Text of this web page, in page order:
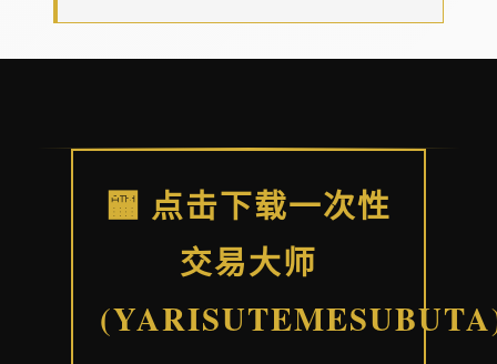
🏧 点击下载一次性
交易大师